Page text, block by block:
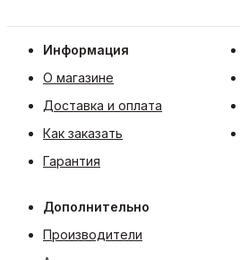
Информация
О магазине
Доставка и оплата
Как заказать
Гарантия
Дополнительно
Производители